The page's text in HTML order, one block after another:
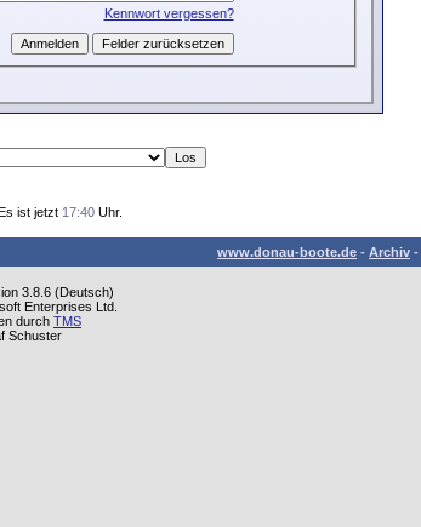
Kennwort vergessen?
ist jetzt 17:40 Uhr.
www.donau-boote.de - Archiv -
3.8.6 (Deutsch)
Enterprises Ltd.
durch TMS
Schuster